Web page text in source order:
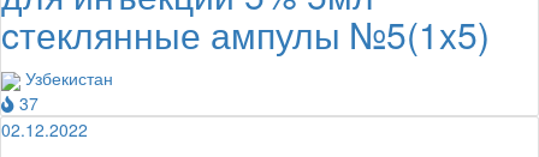
cтеклянные ампулы №5(1x5)
Узбекистан
37
02.12.2022